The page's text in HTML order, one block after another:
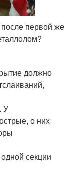
после первой же
должно
У
о них
секции